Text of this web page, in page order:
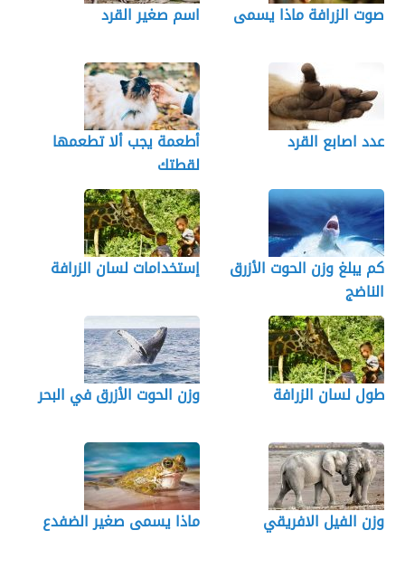
صوت الزرافة ماذا يسمى اسم صغير القرد
عدد اصابع القرد
أطعمة يجب ألا تطعمها
لقطتك
كم يبلغ وزن الحوت الأزرق
الناضج
إستخدامات لسان الزرافة
طول لسان الزرافة وزن الحوت الأزرق في البحر
وزن الفيل الافريقي ماذا يسمى صغير الضفدع